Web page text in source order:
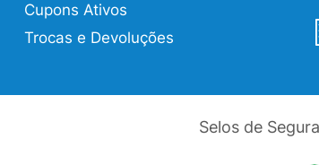
Cupons Ativos
Trocas e Devoluções
Selos de